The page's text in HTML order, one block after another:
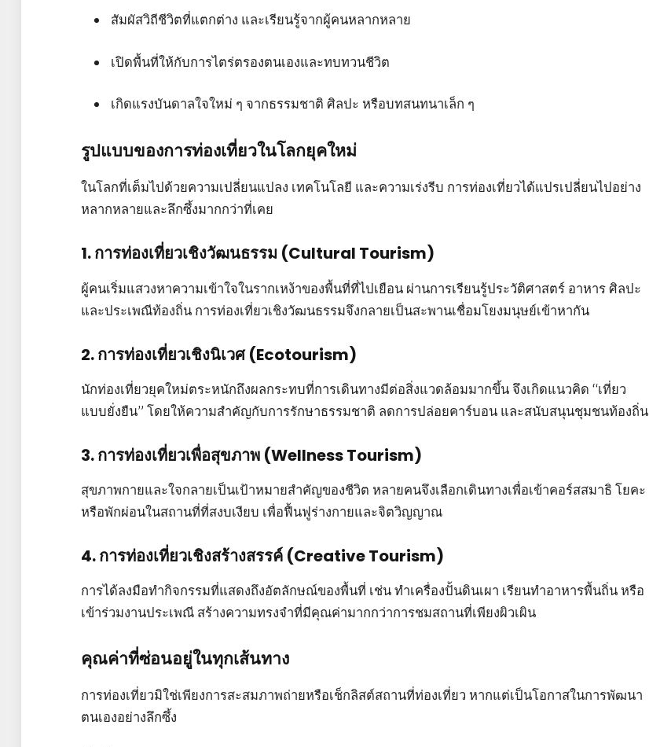
สัมผัสวิถีชีวิตที่แตกต่าง และเรียนรู้จากผู้คนหลากหลาย
เปิดพื้นที่ให้กับการไตร่ตรองตนเองและทบทวนชีวิต
เกิดแรงบันดาลใจใหม่ ๆ จากธรรมชาติ ศิลปะ หรือบทสนทนาเล็ก ๆ
รูปแบบของการท่องเที่ยวในโลกยุคใหม่
ในโลกที่เต็มไปด้วยความเปลี่ยนแปลง เทคโนโลยี และความเร่งรีบ การท่องเที่ยวได้แปรเปลี่ยนไปอย่าง
หลากหลายและลึกซึ้งมากกว่าที่เคย
1. การท่องเที่ยวเชิงวัฒนธรรม (Cultural Tourism)
ผู้คนเริ่มแสวงหาความเข้าใจในรากเหง้าของพื้นที่ที่ไปเยือน ผ่านการเรียนรู้ประวัติศาสตร์ อาหาร ศิลปะ
และประเพณีท้องถิ่น การท่องเที่ยวเชิงวัฒนธรรมจึงกลายเป็นสะพานเชื่อมโยงมนุษย์เข้าหากัน
2. การท่องเที่ยวเชิงนิเวศ (Ecotourism)
นักท่องเที่ยวยุคใหม่ตระหนักถึงผลกระทบที่การเดินทางมีต่อสิ่งแวดล้อมมากขึ้น จึงเกิดแนวคิด “เที่ยว
แบบยั่งยืน” โดยให้ความสำคัญกับการรักษาธรรมชาติ ลดการปล่อยคาร์บอน และสนับสนุนชุมชนท้องถิ่น
3. การท่องเที่ยวเพื่อสุขภาพ (Wellness Tourism)
สุขภาพกายและใจกลายเป็นเป้าหมายสำคัญของชีวิต หลายคนจึงเลือกเดินทางเพื่อเข้าคอร์สสมาธิ โยคะ
หรือพักผ่อนในสถานที่ที่สงบเงียบ เพื่อฟื้นฟูร่างกายและจิตวิญญาณ
4. การท่องเที่ยวเชิงสร้างสรรค์ (Creative Tourism)
การได้ลงมือทำกิจกรรมที่แสดงถึงอัตลักษณ์ของพื้นที่ เช่น ทำเครื่องปั้นดินเผา เรียนทำอาหารพื้นถิ่น หรือ
เข้าร่วมงานประเพณี สร้างความทรงจำที่มีคุณค่ามากกว่าการชมสถานที่เพียงผิวเผิน
คุณค่าที่ซ่อนอยู่ในทุกเส้นทาง
การท่องเที่ยวมิใช่เพียงการสะสมภาพถ่ายหรือเช็กลิสต์สถานที่ท่องเที่ยว หากแต่เป็นโอกาสในการพัฒนา
ตนเองอย่างลึกซึ้ง